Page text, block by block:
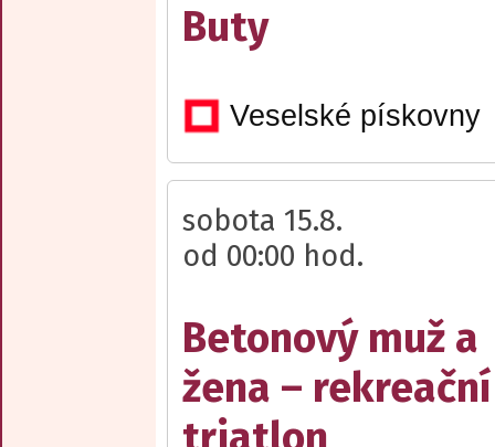
Buty
Veselské pískovny
sobota 15.8.
od 00:00 hod.
Betonový muž a
žena – rekreační